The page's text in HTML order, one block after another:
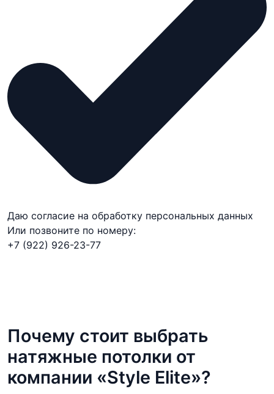
Даю согласие на обработку персональных данных
Или позвоните по номеру:
+7 (922) 926-23-77
Почему стоит выбрать
натяжные потолки от
компании «Style Elite»?